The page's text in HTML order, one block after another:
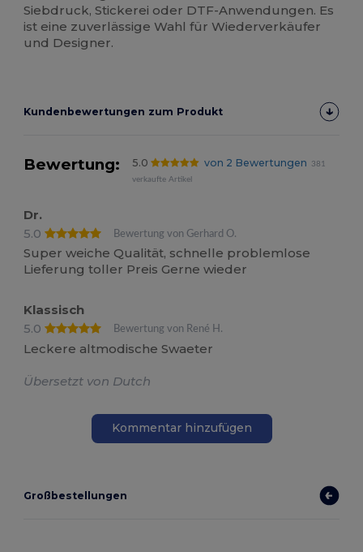
Siebdruck, Stickerei oder DTF-Anwendungen. Es
ist eine zuverlässige Wahl für Wiederverkäufer
und Designer.
Kundenbewertungen zum Produkt
Bewertung: 5.0 von 2 Bewertungen
381
verkaufte Artikel
Dr.
5.0
Bewertung von Gerhard O.
Super weiche Qualität, schnelle problemlose
Lieferung toller Preis Gerne wieder
Klassisch
5.0
Bewertung von René H.
Leckere altmodische Swaeter
Übersetzt von Dutch
Kommentar hinzufügen
Großbestellungen